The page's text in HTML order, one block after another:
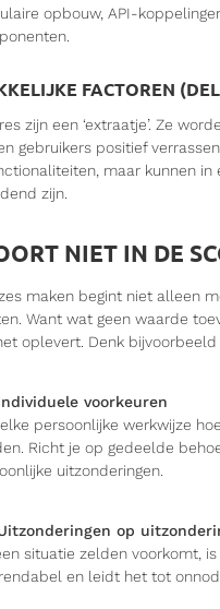
opbouw, API-
FACTOREN
zijn een ‘extraatje’. Ze
gebruikers positief
maar kunnen in
zijn.
NI­ET IN DE
maken begint niet alleen
Want wat geen waarde
oplevert. Denk bijvoorbeeld
voorkeuren
persoonlijke werkwijze
Richt je op gedeelde
uitzonderingen.
op
situatie zelden voorkomt,
en leidt het tot